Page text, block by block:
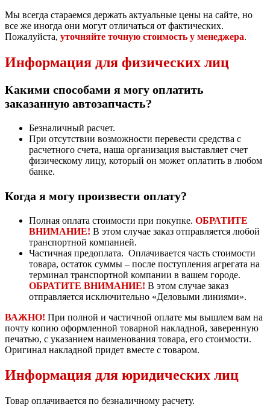
Мы всегда стараемся держать актуальные цены на сайте, но
все же иногда они могут отличаться от фактических.
Пожалуйста, уточняйте точную стоимость у менеджера.
Информация для физических лиц
Какими способами я могу оплатить
заказанную автозапчасть?
Безналичный расчет.
При отсутствии возможности перевести средства с
расчетного счета, наша организация выставляет счет
физическому лицу, который он может оплатить в любом
банке.
Когда я могу произвести оплату?
Полная оплата стоимости при покупке. ОБРАТИТЕ
ВНИМАНИЕ! В этом случае заказ отправляется любой
транспортной компанией.
Частичная предоплата. Оплачивается часть стоимости
товара, остаток суммы – после поступления агрегата на
терминал транспортной компании в вашем городе.
ОБРАТИТЕ ВНИМАНИЕ! В этом случае заказ
отправляется исключительно «Деловыми линиями».
ВАЖНО! При полной и частичной оплате мы вышлем вам на
почту копию оформленной товарной накладной, заверенную
печатью, с указанием наименования товара, его стоимости.
Оригинал накладной придет вместе с товаром.
Информация для юридических лиц
Товар оплачивается по безналичному расчету.